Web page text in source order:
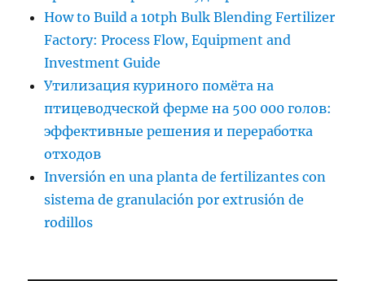
How to Build a 10tph Bulk Blending Fertilizer
Factory: Process Flow, Equipment and
Investment Guide
Утилизация куриного помёта на
птицеводческой ферме на 500 000 голов:
эффективные решения и переработка
отходов
Inversión en una planta de fertilizantes con
sistema de granulación por extrusión de
rodillos